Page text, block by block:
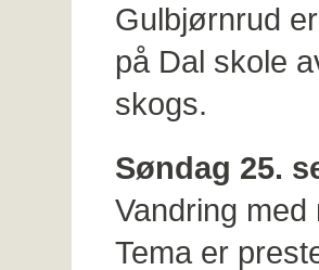
Gulbjørnrud
på Dal skole
skogs.
Søndag 25.
Vandring
Tema er